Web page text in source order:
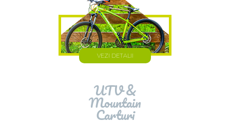
VEZI DETALII
UTV &
Mountain
Carturi